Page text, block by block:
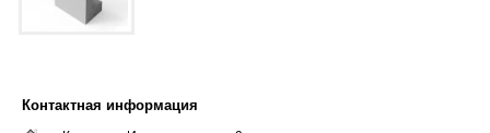
Контактная информация